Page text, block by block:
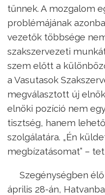
tűnnek. A mozgalom
problémájának
vezetők többsége
szakszervezeti
szem előtt a
a Vasutasok
megválasztott új
elnöki pozíció nem
tisztség, hanem
szolgálatára. „Én
megbízatásomat” –
Szegénységben
április 28-án,